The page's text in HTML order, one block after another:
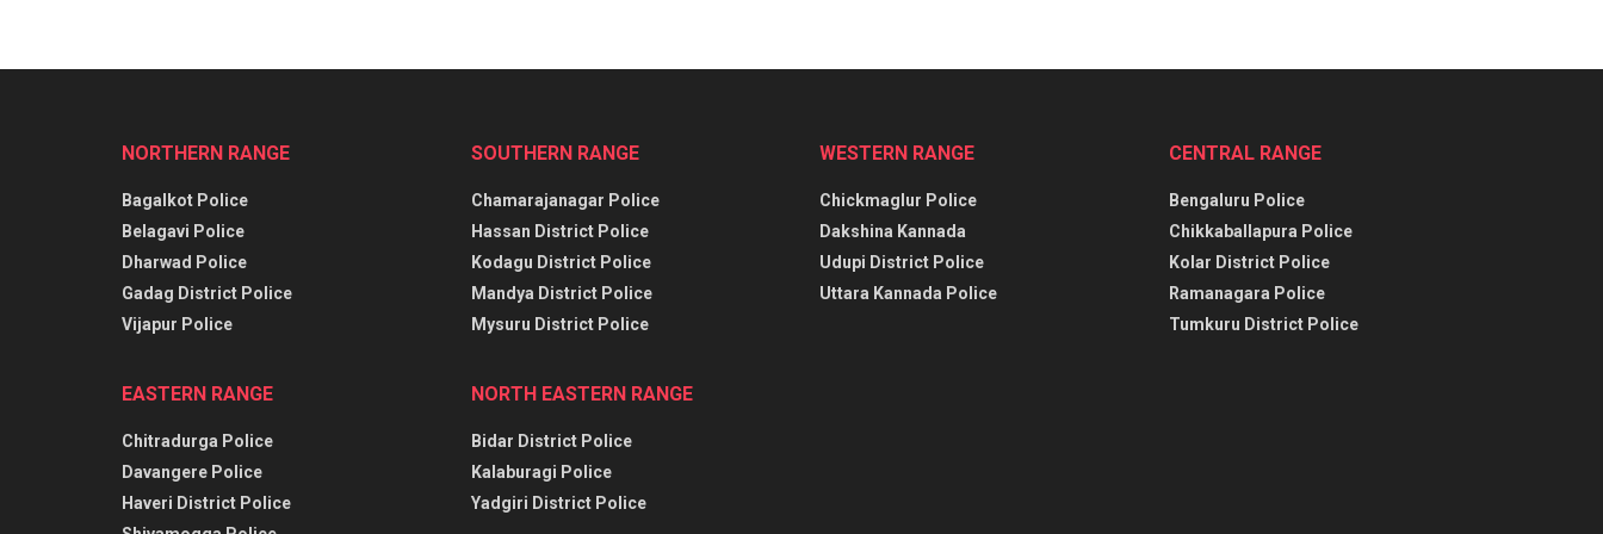
NORTHERN RANGE
Bagalkot Police
Belagavi Police
Dharwad Police
Gadag District Police
Vijapur Police
EASTERN RANGE
Chitradurga Police
Davangere Police
Haveri District Police
SOUTHERN RANGE
Chamarajanagar Police
Hassan District Police
Kodagu District Police
Mandya District Police
Mysuru District Police
NORTH EASTERN RANGE
Bidar District Police
Kalaburagi Police
Yadgiri District Police
WESTERN RANGE
Chickmaglur Police
Dakshina Kannada
Udupi District Police
Uttara Kannada Police
CENTRAL RANGE
Bengaluru Police
Chikkaballapura Police
Kolar District Police
Ramanagara Police
Tumkuru District Police